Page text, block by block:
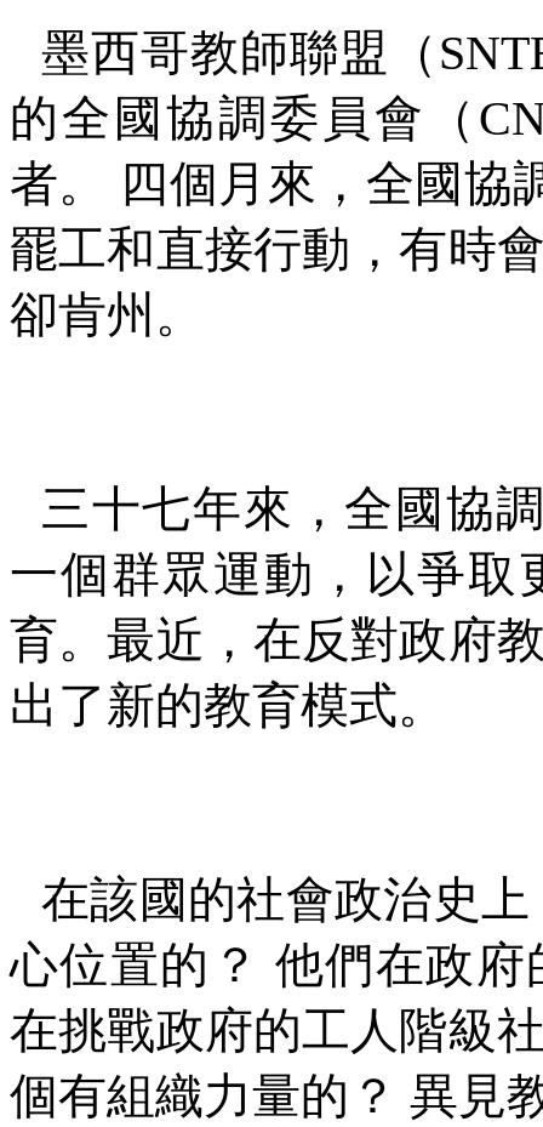
墨西哥教師聯盟（
的全國協調委員會（
者。
四個月來，全國協
罷工和直接行動，有時
卻肯州。
三十七年來，全國協
一個群眾運動，以爭取
育。最近，在反對政府
出了新的教育模式。
在該國的社會政治史上
心位置的？ 他們在政府
在挑戰政府的工人階級
個有組織力量的？ 異見